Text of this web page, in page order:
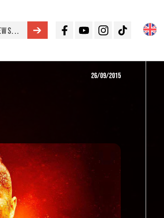
Facebook
YoutubeInstagramTikTok
26/09/2015